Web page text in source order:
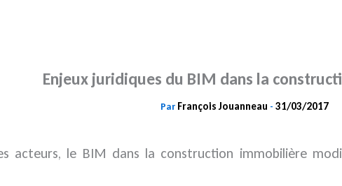
Enjeux juridiques du BIM dans la
Par François Jouanneau - 31/03/2017
acteurs, le BIM dans la construction immobilière